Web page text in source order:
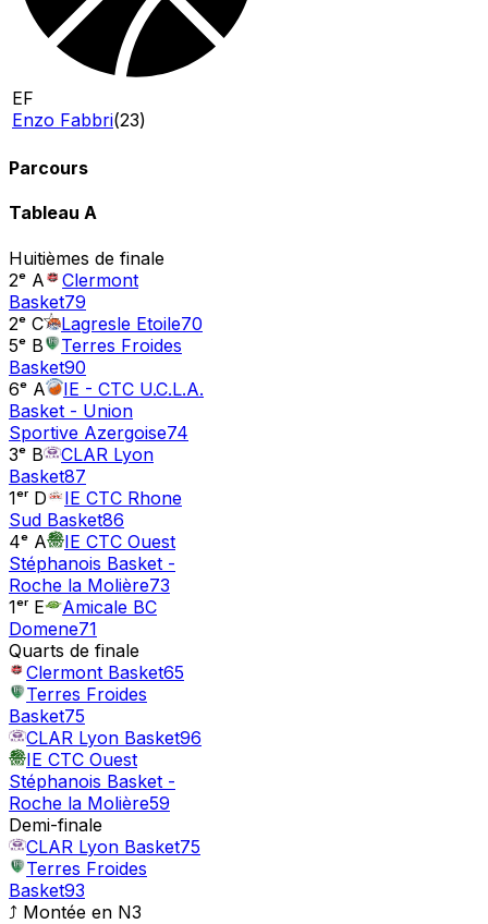
EF
Enzo Fabbri(23)
Parcours
Tableau A
Huitièmes de finale
2ᵉ A
Clermont
Basket79
2ᵉ C
Lagresle Etoile70
5ᵉ B
Terres Froides
Basket90
6ᵉ A
IE - CTC U.C.L.A.
Basket - Union
Sportive Azergoise74
3ᵉ B
CLAR Lyon
Basket87
1ᵉʳ D
IE CTC Rhone
Sud Basket86
4ᵉ A
IE CTC Ouest
Stéphanois Basket -
Roche la Molière73
1ᵉʳ E
Amicale BC
Domene71
Quarts de finale
Clermont Basket65
Terres Froides
Basket75
CLAR Lyon Basket96
IE CTC Ouest
Stéphanois Basket -
Roche la Molière59
Demi-finale
CLAR Lyon Basket75
Terres Froides
Basket93
⤴ Montée en N3